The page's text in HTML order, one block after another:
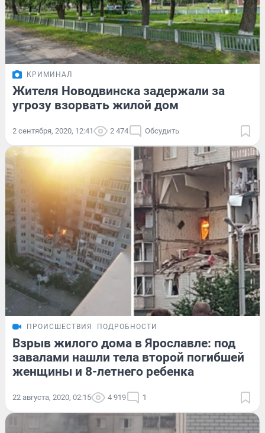
КРИМИНАЛ
Жителя Новодвинска задержали за
угрозу взорвать жилой дом
2 сентября, 2020, 12:41 2 474 Обсудить
ПРОИСШЕСТВИЯ ПОДРОБНОСТИ
Взрыв жилого дома в Ярославле: под
завалами нашли тела второй погибшей
женщины и 8-летнего ребенка
22 августа, 2020, 02:15 4 919 1